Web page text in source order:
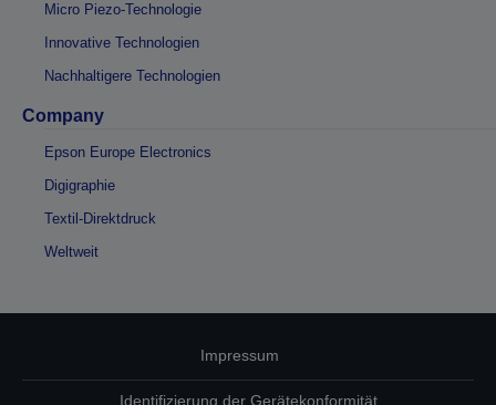
Micro Piezo-Technologie
Innovative Technologien
Nachhaltigere Technologien
Company
Epson Europe Electronics
Digigraphie
Textil-Direktdruck
Weltweit
Impressum
Identifizierung der Gerätekonformität